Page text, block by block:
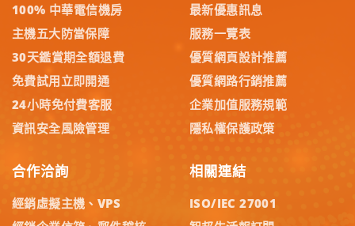
100% 中華電信機房
主機五大防當保障
30天鑑賞期全額退費
免費試用立即開通
24小時免付費客服
資訊安全風險管理
最新優惠訊息
服務一覽表
優質網頁設計推薦
優質網路行銷推薦
企業加值服務規範
隱私權保護政策
合作洽詢
經銷虛擬主機、VPS
相關連結
ISO/IEC 27001